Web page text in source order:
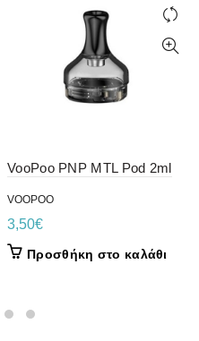
VooPoo PNP MTL Pod 2ml
VOOPOO
3,50€
Προσθήκη στο καλάθι